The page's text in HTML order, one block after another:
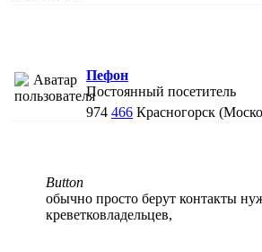
Пефон
Постоянный посетитель
974 466 Красногорск
Button
обычно просто берут контакты
креветковладельцев,